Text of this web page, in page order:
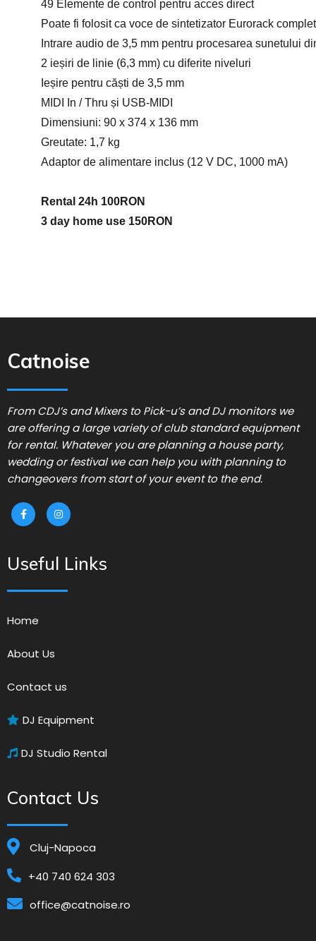
49 Elemente de control pentru acces direct
Poate fi folosit ca voce de sintetizator Eurorack
Intrare audio de 3,5 mm pentru procesarea sunetului
2 ieșiri de linie (6,3 mm) cu diferite niveluri
Ieșire pentru căști de 3,5 mm
MIDI In / Thru și USB-MIDI
Dimensiuni: 90 x 374 x 136 mm
Greutate: 1,7 kg
Adaptor de alimentare inclus (12 V DC, 1000 mA)
Rental 24h 100RON
3 day home use 150RON
Catnoise
From CDJ’s and Mixers to Pick-u’s and DJ monitors we
are offering a large variety of club standard equipment
for rental. Whatever you are planning a house party,
wedding or festival we can help you with planning to
changeovers from start of your event to the end.
Useful Links
Home
About Us
Contact us
DJ Equipment
DJ Studio Rental
Contact Us
Cluj-Napoca
+40 740 624 303
office@catnoise.ro